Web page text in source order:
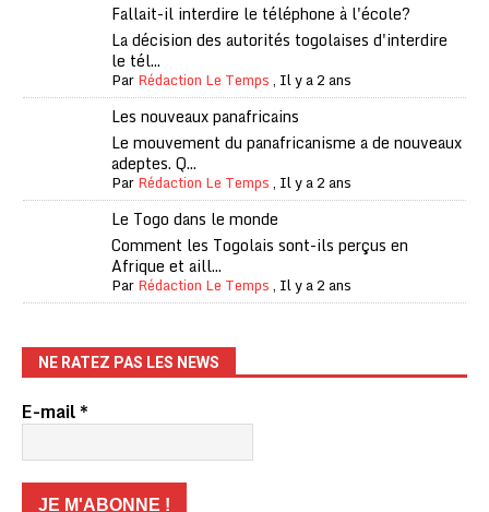
Fallait-il interdire le téléphone à l'école?
La décision des autorités togolaises d'interdire
le tél...
ParRédaction Le Temps, Il y a 2 ans
Les nouveaux panafricains
Le mouvement du panafricanisme a de nouveaux
adeptes. Q...
ParRédaction Le Temps, Il y a 2 ans
Le Togo dans le monde
Comment les Togolais sont-ils perçus en
Afrique et aill...
ParRédaction Le Temps, Il y a 2 ans
NE RATEZ PAS LES NEWS
E-mail*